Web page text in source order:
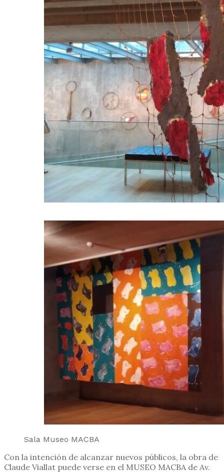
Sala Museo MACBA
Con la intención de alcanzar nuevos públicos, la obra de
Claude Viallat puede verse en el MUSEO MACBA de Av.